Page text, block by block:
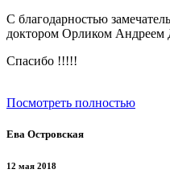
С благодарностью
доктором Орликом Андреем
Спасибо !!!!!
Посмотреть полностью
Ева Островская
12 мая 2018